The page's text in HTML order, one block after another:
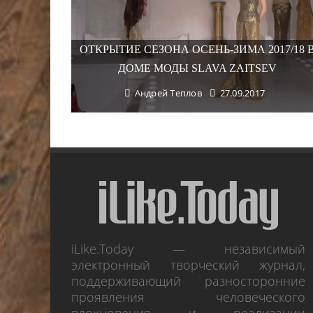
ОТКРЫТИЕ СЕЗОНА ОСЕНЬ-ЗИМА 2017/18
ДОМЕ МОДЫ SLAVA ZAITSEV
Андрей Теплов 27.09.2017
iLike.Today — независимый
электронный творческий журнал,
поддерживающий разносторонние
проявления человеческого